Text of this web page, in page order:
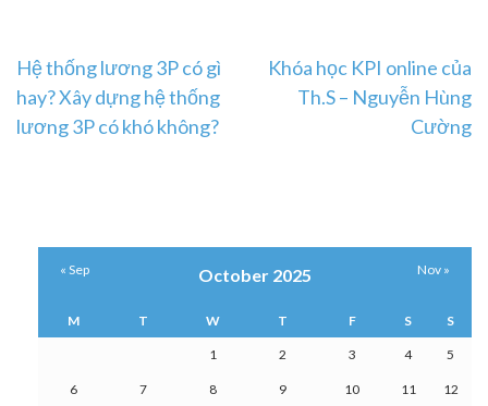
Post
navigation
Hệ thống lương 3P có gì
hay? Xây dựng hệ thống
lương 3P có khó không?
Khóa học KPI online của
Th.S – Nguyễn Hùng
Cường
October 2025
M T W T F S S
1 2 3 4 5
6 7 8 9 10 11 12
« Sep Nov »